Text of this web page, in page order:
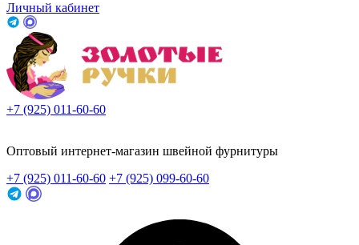
Личный кабинет
+7 (925) 011-60-60
Оптовый интернет-магазин швейной фурнитуры
+7 (925) 011-60-60 +7 (925) 099-60-60